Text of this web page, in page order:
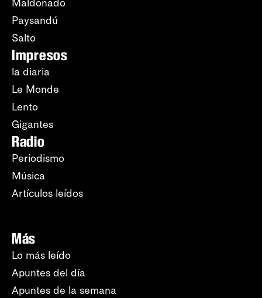
Maldonado
Paysandú
Salto
Impresos
la diaria
Le Monde
Lento
Gigantes
Radio
Periodismo
Música
Artículos leídos
Más
Lo más leído
Apuntes del día
Apuntes de la semana